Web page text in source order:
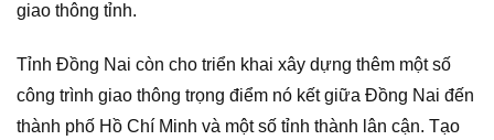
giao thông tỉnh.
Tỉnh Đồng Nai còn cho triển khai xây dựng thêm một số
công trình giao thông trọng điểm nó kết giữa Đồng Nai đến
thành phố Hồ Chí Minh và một số tỉnh thành lân cận. Tạo